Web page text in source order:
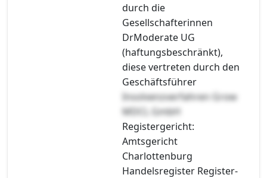
durch die
Gesellschafterinnen
DrModerate UG
(haftungsbeschränkt),
diese vertreten durch den
Geschäftsführer
Insolvenzverfahren Grow
MDCL GmbH
Registergericht:
Amtsgericht
Charlottenburg
Handelsregister Register-